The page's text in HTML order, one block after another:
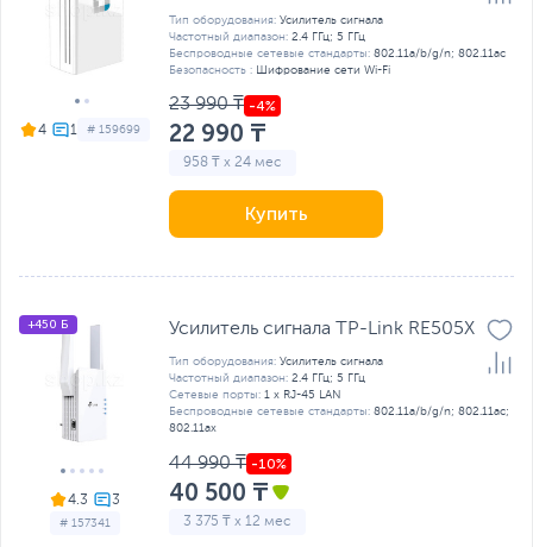
4 # 159699
Тип оборудования: Усилитель сигнала
Частотный диапазон: 2.4 ГГц; 5 ГГц
Беспроводные сетевые стандарты: 802.11a/b/g/n; 802.11ac
Безопасность : Шифрование сети Wi-Fi
23 990 ₸
22 990 ₸
958 ₸ x 24 мес
Купить
4.3
# 157341
+450 Б Усилитель сигнала TP-Link RE505X
Тип оборудования: Усилитель сигнала
Частотный диапазон: 2.4 ГГц; 5 ГГц
Сетевые порты: 1 x RJ-45 LAN
Беспроводные сетевые стандарты: 802.11a/b/g/n; 802.11ac;
802.11ax
44 990 ₸
40 500 ₸
3 375 ₸ x 12 мес